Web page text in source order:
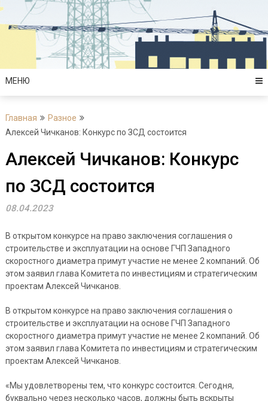
Перейти
содержимому
МЕНЮ
Главная
Разное
Алексей Чичканов: Конкурс по ЗСД состоится
Алексей Чичканов: Конкурс
по ЗСД состоится
08.04.2023
В открытом конкурсе на право заключения соглашения о
строительстве и эксплуатации на основе ГЧП Западного
скоростного диаметра примут участие не менее 2 компаний. Об
этом заявил глава Комитета по инвестициям и стратегическим
проектам Алексей Чичканов.
В открытом конкурсе на право заключения соглашения о
строительстве и эксплуатации на основе ГЧП Западного
скоростного диаметра примут участие не менее 2 компаний. Об
этом заявил глава Комитета по инвестициям и стратегическим
проектам Алексей Чичканов.
«Мы удовлетворены тем, что конкурс состоится. Сегодня,
буквально через несколько часов, должны быть вскрыты